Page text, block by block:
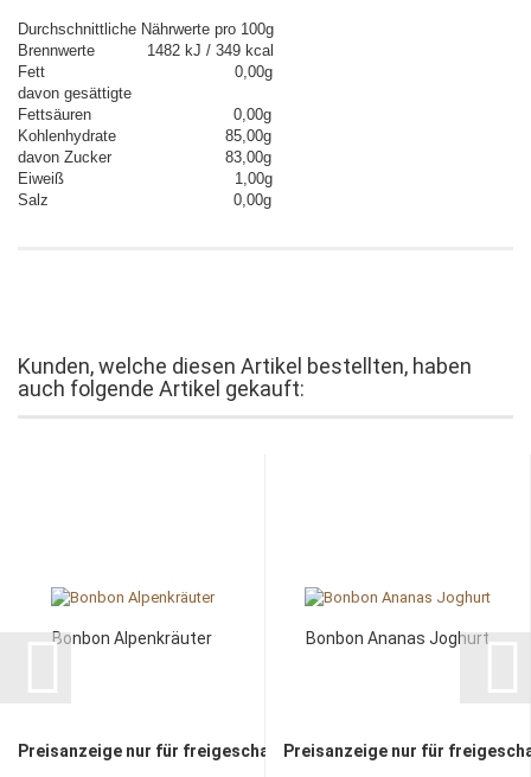
Durchschnittliche Nährwerte pro 100g
Brennwerte 1482 kJ / 349 kcal
Fett 0,00g
davon gesättigte
Fettsäuren 0,00g
Kohlenhydrate 85,00g
davon Zucker 83,00g
Eiweiß 1,00g
Salz 0,00g
Kunden, welche diesen Artikel bestellten, haben
auch folgende Artikel gekauft:
Bonbon Alpenkräuter
Preisanzeige nur für freigeschaltete Kunden
Bonbon Ananas Joghurt
Preisanzeige nur für